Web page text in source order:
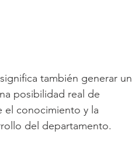
también generar un
posibilidad real de
el conocimiento y la
del departamento.